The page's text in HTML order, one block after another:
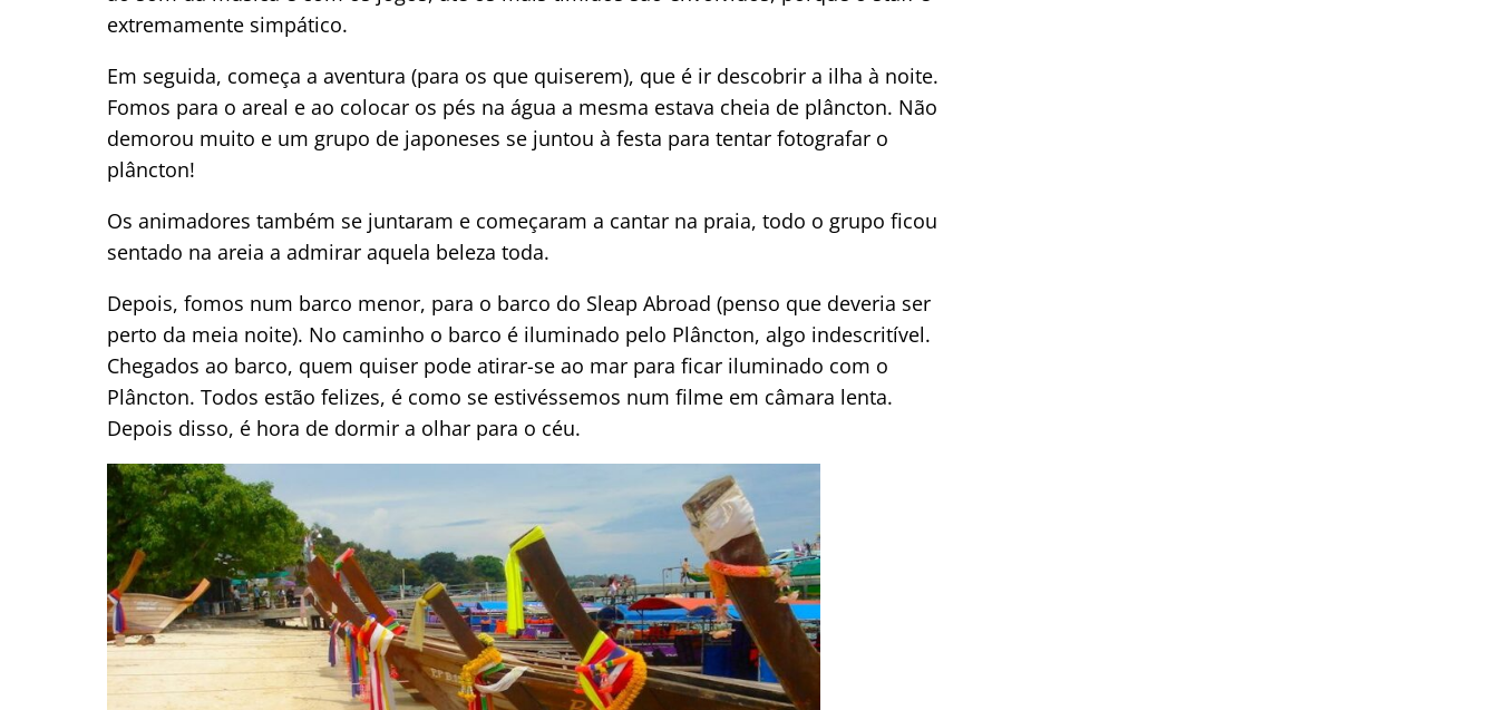
extremamente simpático.
Em seguida, começa a aventura (para os que quiserem), que é ir descobrir a ilha à noite.
Fomos para o areal e ao colocar os pés na água a mesma estava cheia de plâncton. Não
demorou muito e um grupo de japoneses se juntou à festa para tentar fotografar o
plâncton!
Os animadores também se juntaram e começaram a cantar na praia, todo o grupo ficou
sentado na areia a admirar aquela beleza toda.
Depois, fomos num barco menor, para o barco do Sleap Abroad (penso que deveria ser
perto da meia noite). No caminho o barco é iluminado pelo Plâncton, algo indescritível.
Chegados ao barco, quem quiser pode atirar-se ao mar para ficar iluminado com o
Plâncton. Todos estão felizes, é como se estivéssemos num filme em câmara lenta.
Depois disso, é hora de dormir a olhar para o céu.